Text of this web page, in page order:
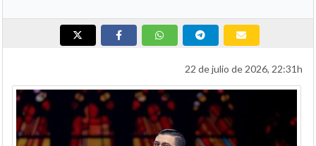
22 de julio de 2026, 22:31h